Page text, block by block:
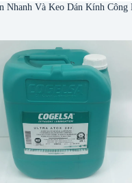
Nhanh Và Keo Dán Kính Công